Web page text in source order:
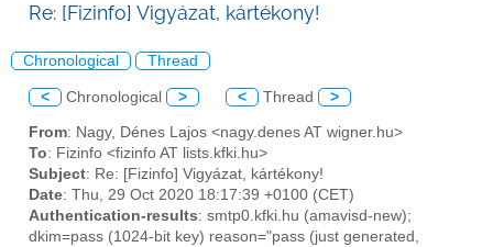
Re: [Fizinfo] Vigyázat, kártékony!
Chronological Thread
< Chronological > < Thread >
From: Nagy, Dénes Lajos <nagy.denes AT wigner.hu>
To: Fizinfo <fizinfo AT lists.kfki.hu>
Subject: Re: [Fizinfo] Vigyázat, kártékony!
Date: Thu, 29 Oct 2020 18:17:39 +0100 (CET)
Authentication-results: smtp0.kfki.hu (amavisd-new);
dkim=pass (1024-bit key) reason="pass (just generated,